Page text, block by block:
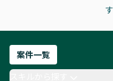
フロントエンドエン
ネットワークエンジニ
AIエンジニア
案件一覧